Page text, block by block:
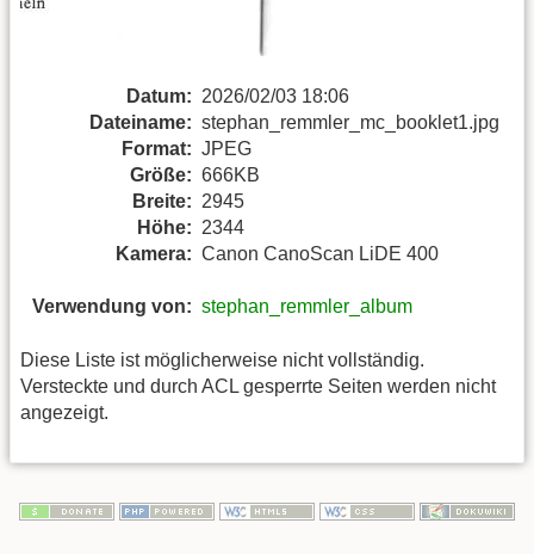
Datum: 2026/02/03 18:06
Dateiname: stephan_remmler_mc_booklet1.jpg
Format: JPEG
Größe: 666KB
Breite: 2945
Höhe: 2344
Kamera: Canon CanoScan LiDE 400
Verwendung von: stephan_remmler_album
Diese Liste ist möglicherweise nicht vollständig.
Versteckte und durch ACL gesperrte Seiten werden nicht
angezeigt.